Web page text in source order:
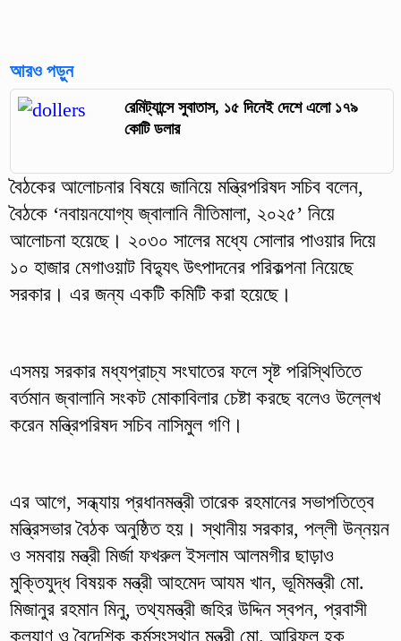
আরও পড়ুন
রেমিট্যান্সে সুবাতাস, ১৫ দিনেই দেশে এলো ১৭৯
কোটি ডলার
বৈঠকের আলোচনার বিষয়ে জানিয়ে মন্ত্রিপরিষদ সচিব বলেন,
বৈঠকে ‘নবায়নযোগ্য জ্বালানি নীতিমালা, ২০২৫’ নিয়ে
আলোচনা হয়েছে। ২০৩০ সালের মধ্যে সোলার পাওয়ার দিয়ে
১০ হাজার মেগাওয়াট বিদ্যুৎ উৎপাদনের পরিকল্পনা নিয়েছে
সরকার। এর জন্য একটি কমিটি করা হয়েছে।
এসময় সরকার মধ্যপ্রাচ্য সংঘাতের ফলে সৃষ্ট পরিস্থিতিতে
বর্তমান জ্বালানি সংকট মোকাবিলার চেষ্টা করছে বলেও উল্লেখ
করেন মন্ত্রিপরিষদ সচিব নাসিমুল গণি।
এর আগে, সন্ধ্যায় প্রধানমন্ত্রী তারেক রহমানের সভাপতিত্বে
মন্ত্রিসভার বৈঠক অনুষ্ঠিত হয়। স্থানীয় সরকার, পল্লী উন্নয়ন
ও সমবায় মন্ত্রী মির্জা ফখরুল ইসলাম আলমগীর ছাড়াও
মুক্তিযুদ্ধ বিষয়ক মন্ত্রী আহমেদ আযম খান, ভূমিমন্ত্রী মো.
মিজানুর রহমান মিনু, তথ্যমন্ত্রী জহির উদ্দিন স্বপন, প্রবাসী
কল্যাণ ও বৈদেশিক কর্মসংস্থান মন্ত্রী মো. আরিফুল হক